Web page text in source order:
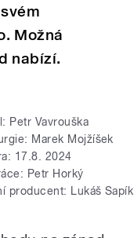
Možná
nabízí.
Petr Vavrouška
Marek Mojžíšek
17.8. 2024
Petr Horký
producent: Lukáš Sapík